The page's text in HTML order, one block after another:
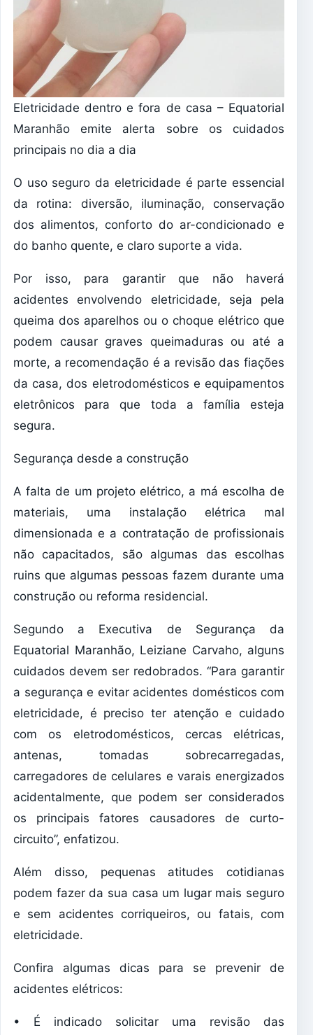
Eletricidade dentro e fora de casa – Equatorial
Maranhão emite alerta sobre os cuidados
principais no dia a dia
O uso seguro da eletricidade é parte essencial
da rotina: diversão, iluminação, conservação
dos alimentos, conforto do ar-condicionado e
do banho quente, e claro suporte a vida.
Por isso, para garantir que não haverá
acidentes envolvendo eletricidade, seja pela
queima dos aparelhos ou o choque elétrico que
podem causar graves queimaduras ou até a
morte, a recomendação é a revisão das fiações
da casa, dos eletrodomésticos e equipamentos
eletrônicos para que toda a família esteja
segura.
Segurança desde a construção
A falta de um projeto elétrico, a má escolha de
materiais, uma instalação elétrica mal
dimensionada e a contratação de profissionais
não capacitados, são algumas das escolhas
ruins que algumas pessoas fazem durante uma
construção ou reforma residencial.
Segundo a Executiva de Segurança da
Equatorial Maranhão, Leiziane Carvaho, alguns
cuidados devem ser redobrados. “Para garantir
a segurança e evitar acidentes domésticos com
eletricidade, é preciso ter atenção e cuidado
com os eletrodomésticos, cercas elétricas,
antenas, tomadas sobrecarregadas,
carregadores de celulares e varais energizados
acidentalmente, que podem ser considerados
os principais fatores causadores de curto-
circuito”, enfatizou.
Além disso, pequenas atitudes cotidianas
podem fazer da sua casa um lugar mais seguro
e sem acidentes corriqueiros, ou fatais, com
eletricidade.
Confira algumas dicas para se prevenir de
acidentes elétricos:
• É indicado solicitar uma revisão das